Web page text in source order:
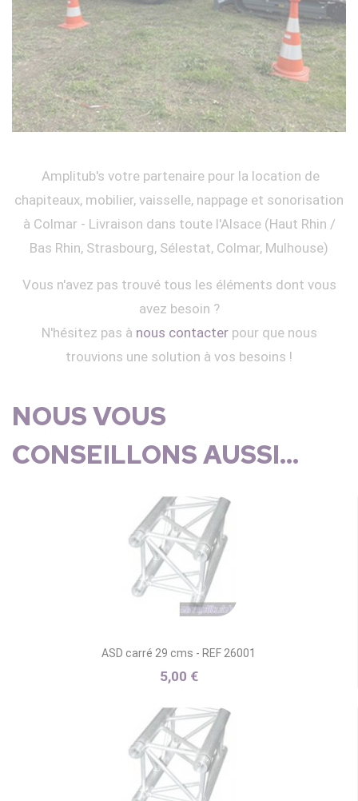
Amplitub's votre partenaire pour la location de
chapiteaux, mobilier, vaisselle, nappage et sonorisation
à Colmar - Livraison dans toute l'Alsace (Haut Rhin /
Bas Rhin, Strasbourg, Sélestat, Colmar, Mulhouse)
Vous n'avez pas trouvé tous les éléments dont vous
avez besoin ?
N'hésitez pas à nous contacterpour que nous
trouvions une solution à vos besoins !
NOUS VOUS
CONSEILLONS AUSSI...
ASD carré 29 cms - REF 26001
5,00 €